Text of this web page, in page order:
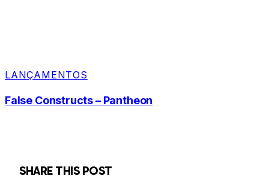
LANÇAMENTOS
False Constructs – Pantheon
SHARE THIS POST